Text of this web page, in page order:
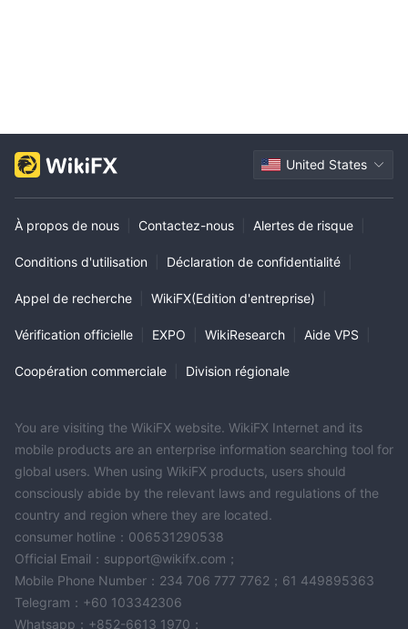
United States
À propos de nous Contactez-nous Alertes de risque
Conditions d'utilisation Déclaration de confidentialité
Appel de recherche WikiFX(Edition d'entreprise)
Vérification officielle EXPO WikiResearch Aide VPS
Coopération commerciale Division régionale
You are visiting the WikiFX website. WikiFX Internet and its
mobile products are an enterprise information searching tool for
global users. When using WikiFX products, users should
consciously abide by the relevant laws and regulations of the
country and region where they are located.
consumer hotline：006531290538
Official Email：support@wikifx.com；
Mobile Phone Number：234 706 777 7762；61 449895363
Telegram：+60 103342306
Whatsapp：+852-6613 1970；